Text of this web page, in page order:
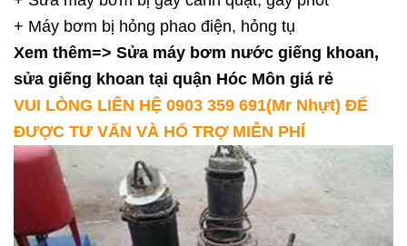
+ Máy bơm bị hỏng phao điện, hỏng tụ
Xem thêm=> Sửa máy bơm nước giếng khoan,
sửa giếng khoan tại quận Hóc Môn giá rẻ
VUI LÒNG LIÊN HỆ 0903 359 691(Mr Nhựt) ĐỂ
ĐƯỢC TƯ VẤN VÀ HỔ TRỢ MIỄN PHÍ